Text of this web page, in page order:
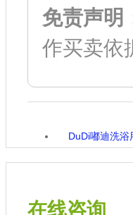
免责声明
作买卖依
DuDi嘟迪洗浴
在线咨询